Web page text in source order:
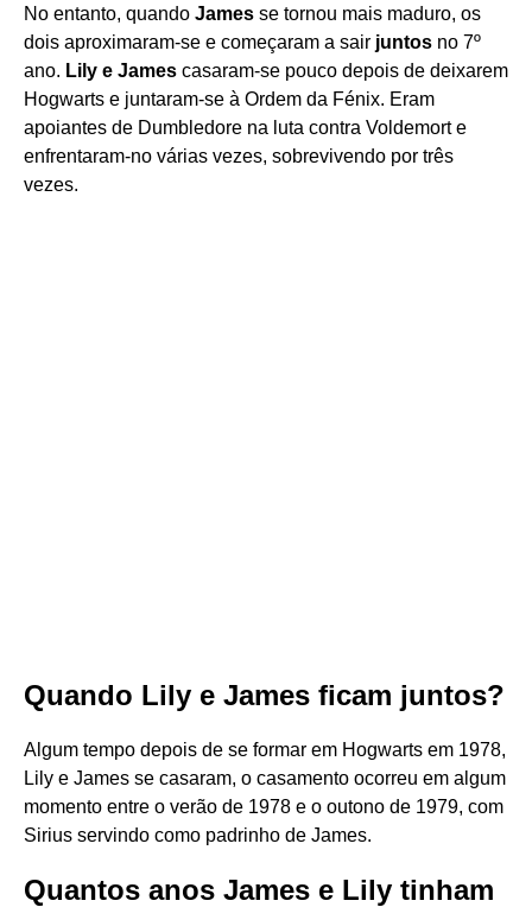
No entanto, quando James se tornou mais maduro, os
dois aproximaram-se e começaram a sair juntos no 7º
ano. Lily e James casaram-se pouco depois de deixarem
Hogwarts e juntaram-se à Ordem da Fénix. Eram
apoiantes de Dumbledore na luta contra Voldemort e
enfrentaram-no várias vezes, sobrevivendo por três
vezes.
Quando Lily e James ficam juntos?
Algum tempo depois de se formar em Hogwarts em 1978,
Lily e James se casaram, o casamento ocorreu em algum
momento entre o verão de 1978 e o outono de 1979, com
Sirius servindo como padrinho de James.
Quantos anos James e Lily tinham